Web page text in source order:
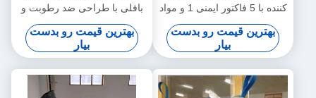
کننده با 5 فاکتور ایمنی 1 و مواد
قابل بازیافت
بهترین قیمت رو بدست
بیار
بافلی با طراحی ضد رطوبت و
ضد گرد و غبار
بهترین قیمت رو بدست
بیار